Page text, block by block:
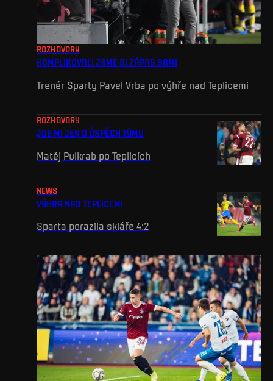
ROZHOVORY
KOMPLIKOVALI JSME SI ZÁPAS SAMI
Trenér Sparty Pavel Vrba po výhře nad Teplicemi
ROZHOVORY
JDE MI JEN O ÚSPĚCH TÝMU
Matěj Pulkrab po Teplicích
NEWS
VÝHRA NAD TEPLICEMI
Sparta porazila skláře 4:2